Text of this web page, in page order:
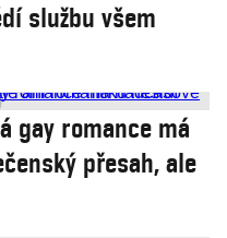
službu všem
gay romance má
přesah, ale